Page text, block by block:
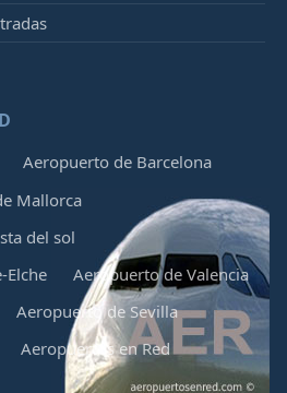
Aeropuerto de Barcelona
Mallorca
del sol
Elche
Aeropuerto de Valencia
Aeropuerto de Sevilla
Aeropuertos en Red